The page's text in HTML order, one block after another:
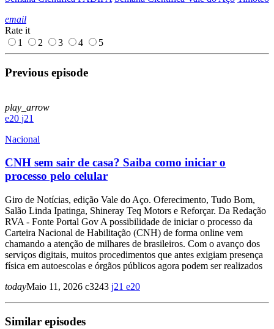
email
Rate it
1
2 3 4 5
Previous episode
play_arrow
20 21
Nacional
CNH sem sair de casa? Saiba como iniciar o
processo pelo celular
Giro de Notícias, edição Vale do Aço. Oferecimento, Tudo Bom,
Salão Linda Ipatinga, Shineray Teq Motors e Reforçar. Da Redação
RVA - Fonte Portal Gov A possibilidade de iniciar o processo da
Carteira Nacional de Habilitação (CNH) de forma online vem
chamando a atenção de milhares de brasileiros. Com o avanço dos
serviços digitais, muitos procedimentos que antes exigiam presença
física em autoescolas e órgãos públicos agora podem ser realizados
todayMaio 11, 2026 3243 21 20
Similar episodes